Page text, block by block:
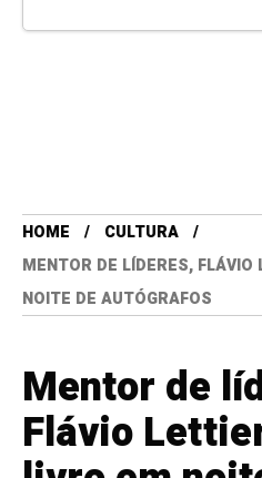
HOME
CULTURA
MENTOR DE LÍDERES,
NOITE DE AUTÓGRAFOS
Mentor de
Flávio